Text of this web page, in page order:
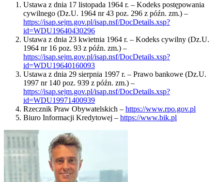
Ustawa z dnia 17 listopada 1964 r. – Kodeks postępowania
cywilnego (Dz.U. 1964 nr 43 poz. 296 z późn. zm.) –
https://isap.sejm.gov.pl/isap.nsf/DocDetails.xsp?
id=WDU19640430296
Ustawa z dnia 23 kwietnia 1964 r. – Kodeks cywilny (Dz.U.
1964 nr 16 poz. 93 z późn. zm.) –
https://isap.sejm.gov.pl/isap.nsf/DocDetails.xsp?
id=WDU19640160093
Ustawa z dnia 29 sierpnia 1997 r. – Prawo bankowe (Dz.U.
1997 nr 140 poz. 939 z późn. zm.) –
https://isap.sejm.gov.pl/isap.nsf/DocDetails.xsp?
id=WDU19971400939
Rzecznik Praw Obywatelskich – https://www.rpo.gov.pl
Biuro Informacji Kredytowej – https://www.bik.pl